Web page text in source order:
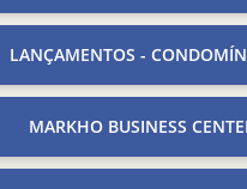
LANÇAMENTOS -
MARKHO BUSINESS